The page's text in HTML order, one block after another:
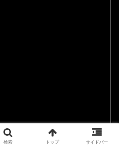
#4011
検索 トップ サイドバー